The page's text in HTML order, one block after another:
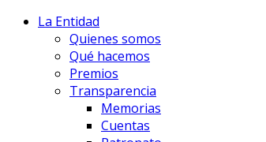
La Entidad
Quienes somos
Qué hacemos
Premios
Transparencia
Memorias
Cuentas